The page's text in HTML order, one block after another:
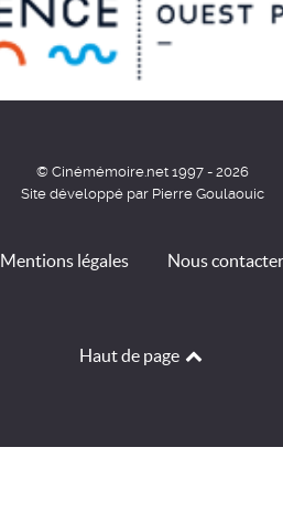
© Cinémémoire.net 1997 - 2026
Site développé par Pierre Goulaouic
Mentions légales Nous contacter
Haut de page